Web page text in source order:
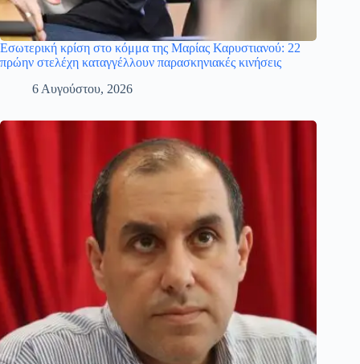
Εσωτερική κρίση στο κόμμα της Μαρίας Καρυστιανού: 22
πρώην στελέχη καταγγέλλουν παρασκηνιακές κινήσεις
6 Αυγούστου, 2026